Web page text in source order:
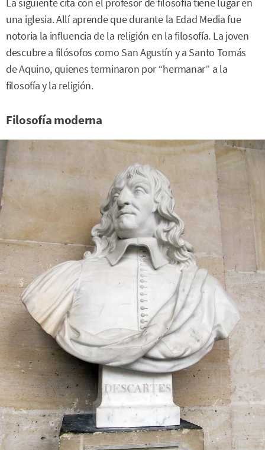
La siguiente cita con el profesor de filosofía tiene lugar en
una iglesia. Allí aprende que durante la Edad Media fue
notoria la influencia de la religión en la filosofía. La joven
descubre a filósofos como San Agustín y a Santo Tomás
de Aquino, quienes terminaron por “hermanar” a la
filosofía y la religión.
Filosofía moderna